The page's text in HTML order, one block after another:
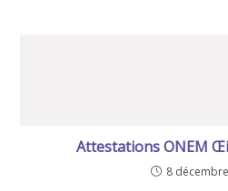
Attestations ONEM
8